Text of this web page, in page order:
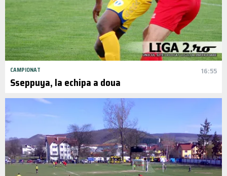
CAMPIONAT 16:55
Sseppuya, la echipa a doua